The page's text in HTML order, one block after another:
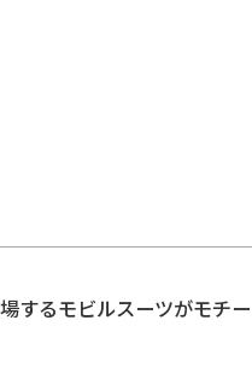
皮革 底：ゴム
するモビルスーツがモチー